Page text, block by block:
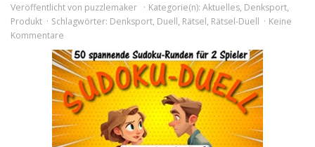
Veröffentlicht von puzzlemaker Kategorie(n): Aktuelles, Denksport,
Produkt
Schlagwörter: Denksport, Duell, Rätsel, Rätsel-Duell
Keine
Kommentare